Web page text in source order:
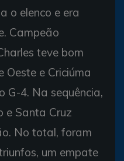
o elenco e era
Campeão
teve bom
Oeste e Criciúma
G-4. Na sequência,
e Santa Cruz
No total, foram
um empate